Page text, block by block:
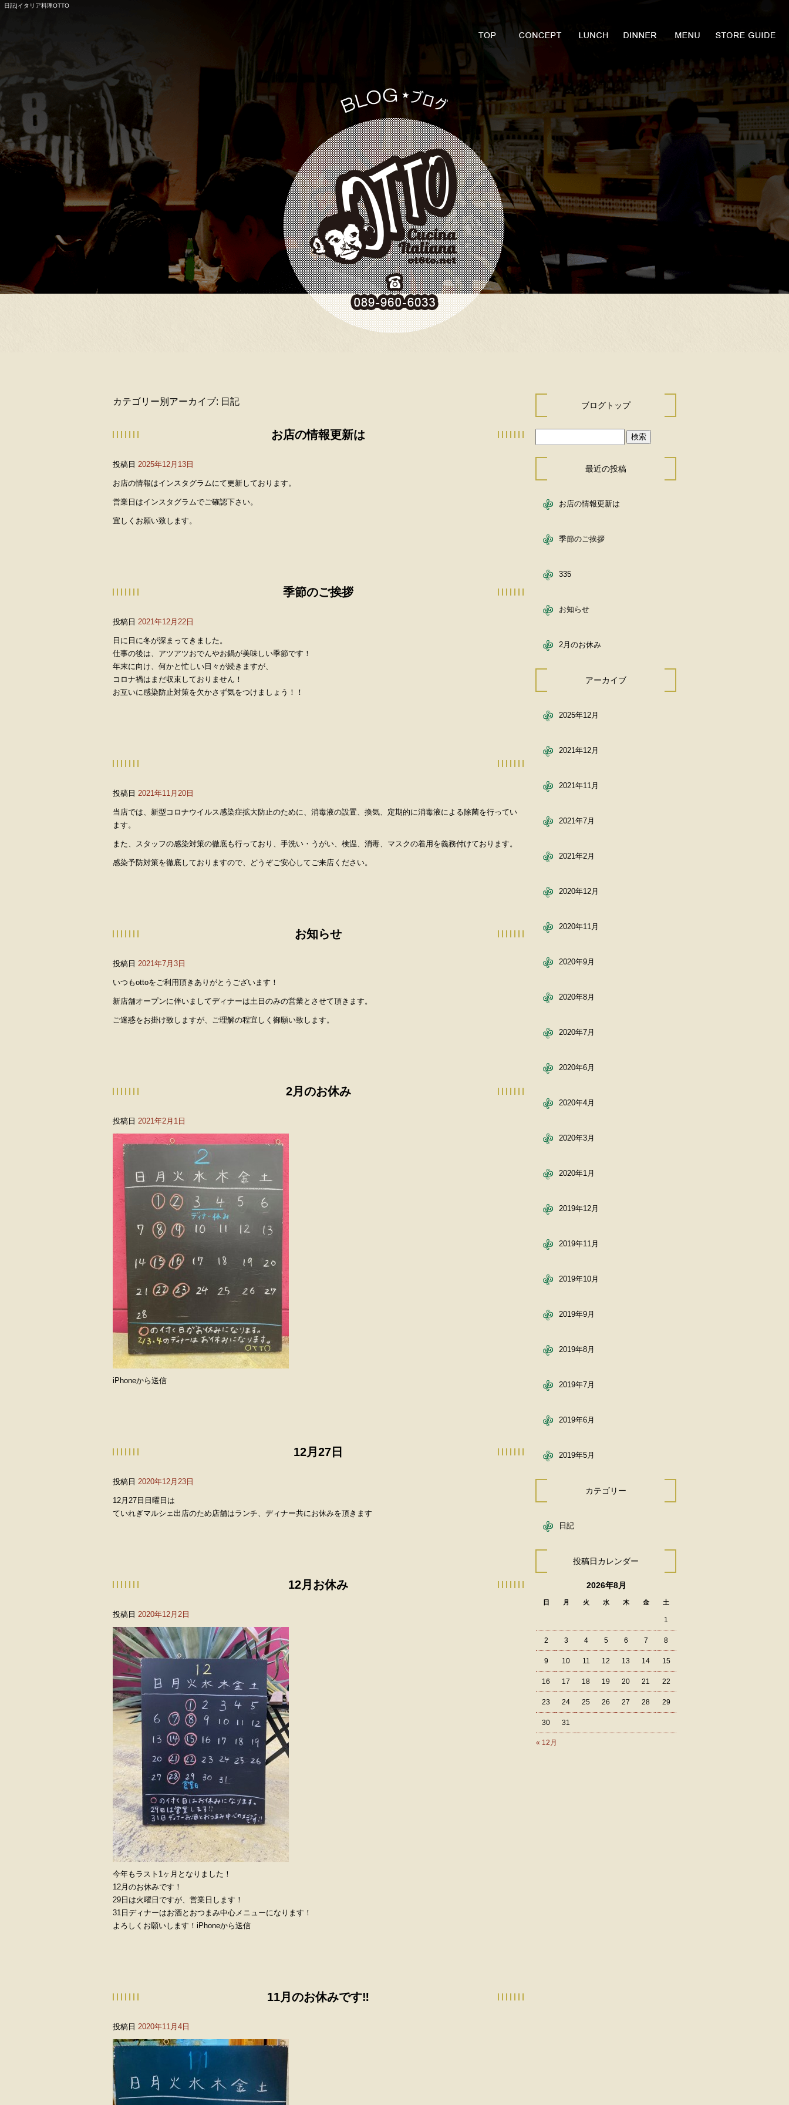
日記|イタリア料理OTTO
カテゴリー別アーカイブ: 日記
お店の情報更新は
投稿日 2025年12月13日
お店の情報はインスタグラムにて更新しております。
営業日はインスタグラムでご確認下さい。
宜しくお願い致します。
季節のご挨拶
投稿日 2021年12月22日
日に日に冬が深まってきました。
仕事の後は、アツアツおでんやお鍋が美味しい季節です！
年末に向け、何かと忙しい日々が続きますが、
コロナ禍はまだ収束しておりません！
お互いに感染防止対策を欠かさず気をつけましょう！！
投稿日 2021年11月20日
当店では、新型コロナウイルス感染症拡大防止のために、消毒液の設置、換気、定期的に消毒液による除菌を行ってい
ます。
また、スタッフの感染対策の徹底も行っており、手洗い・うがい、検温、消毒、マスクの着用を義務付けております。
感染予防対策を徹底しておりますので、どうぞご安心してご来店ください。
お知らせ
投稿日 2021年7月3日
いつもottoをご利用頂きありがとうございます！
新店舗オープンに伴いましてディナーは土日のみの営業とさせて頂きます。
ご迷惑をお掛け致しますが、ご理解の程宜しく御願い致します。
2月のお休み
投稿日 2021年2月1日
iPhoneから送信
12月27日
投稿日 2020年12月23日
12月27日日曜日は
ていれぎマルシェ出店のため店舗はランチ、ディナー共にお休みを頂きます
12月お休み
投稿日 2020年12月2日
今年もラスト1ヶ月となりました！
12月のお休みです！
29日は火曜日ですが、営業日します！
31日ディナーはお酒とおつまみ中心メニューになります！
よろしくお願いします！iPhoneから送信
11月のお休みです‼︎
投稿日 2020年11月4日
ブログトップ
最近の投稿
お店の情報更新は
季節のご挨拶
335
お知らせ
2月のお休み
アーカイブ
2025年12月
2021年12月
2021年11月
2021年7月
2021年2月
2020年12月
2020年11月
2020年9月
2020年8月
2020年7月
2020年6月
2020年4月
2020年3月
2020年1月
2019年12月
2019年11月
2019年10月
2019年9月
2019年8月
2019年7月
2019年6月
2019年5月
カテゴリー
日記
投稿日カレンダー
2026年8月
日 月 火 水 木 金 土
« 12月
1
2 3 4 5 6 7 8
9 10 11 12 13 14 15
16 17 18 19 20 21 22
23 24 25 26 27 28 29
30 31